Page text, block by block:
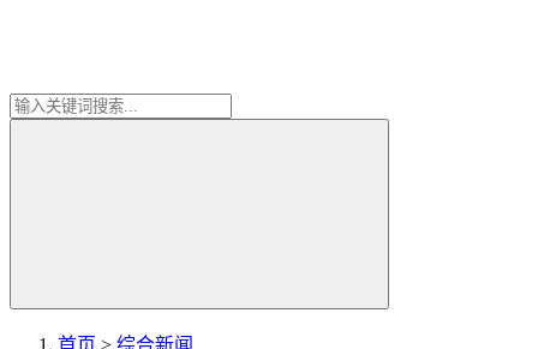
首页 > 综合新闻